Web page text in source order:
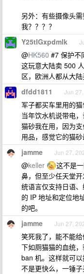
另外：有些摄像头需
我？？？？
Y25tIGxpdmlk
@HK560 #7 保护不
这玩意大陆卖 500
区，欧洲人都从大陆
dfdd1811 Jun
军子都买车里用的
当年饮水机说带电
猫砂我在用，因为
用品，感觉它的猫砂
jamme Jun 27,
@keller
这不是
鼻，但至少任天堂
统语言仅支持日语
的 IP 地址和定位地
的吧。
jamme Jun 27,
笑死我了，能不能
下如厕猫猫的血统
ban 机。这样就可
不是更快么，一锤子